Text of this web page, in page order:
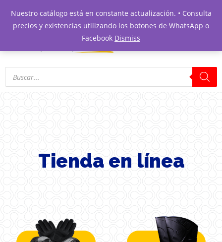
Tienda en línea
Nuestro catálogo está en constante actualización. • Consulta
precios y existencias utilizando los botones de WhatsApp o
Facebook Dismiss